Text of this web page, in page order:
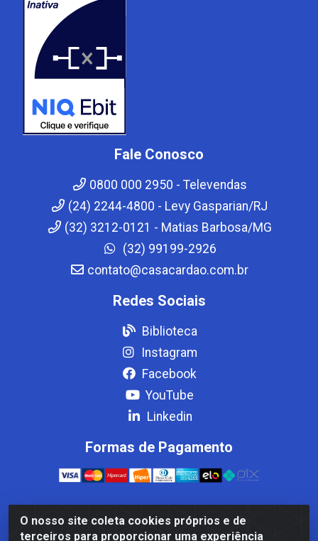
O nosso site coleta cookies próprios e de
terceiros para proporcionar uma experiência
Fale Conosco
0800 000 2950 - Televendas
(24) 2244-4800 - Levy Gasparian/RJ
(32) 3212-0121 - Matias Barbosa/MG
(32) 99199-2926
contato@casacardao.com.br
Redes Sociais
Biblioteca
Instagram
Facebook
YouTube
Linkedin
Formas de Pagamento
Casa Cardão LTDA - Av. Amaral Peixoto, 910 - Afonso